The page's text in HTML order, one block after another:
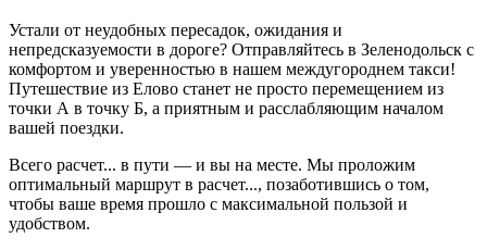
Устали от неудобных пересадок, ожидания и
непредсказуемости в дороге? Отправляйтесь в Зеленодольск с
комфортом и уверенностью в нашем междугороднем такси!
Путешествие из Елово станет не просто перемещением из
точки А в точку Б, а приятным и расслабляющим началом
вашей поездки.
Всего расчет... в пути — и вы на месте. Мы проложим
оптимальный маршрут в расчет..., позаботившись о том,
чтобы ваше время прошло с максимальной пользой и
удобством.